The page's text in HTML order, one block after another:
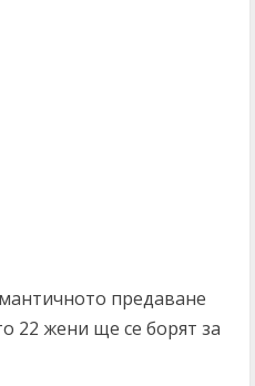
предаване
22 жени ще се борят за